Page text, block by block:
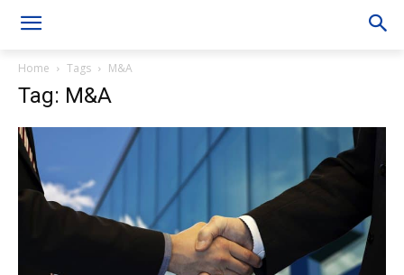
Home Tags M&A
Tag: M&A